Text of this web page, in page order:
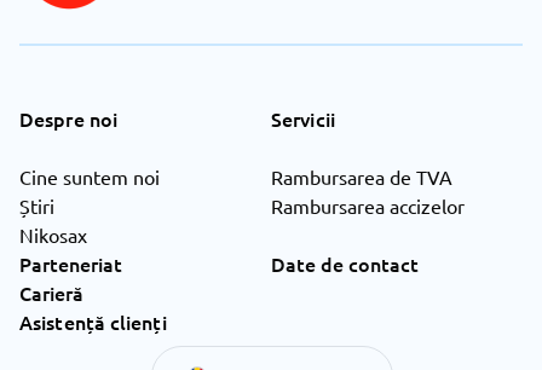
Despre noi
Cine suntem noi
Știri
Nikosax
Servicii
Rambursarea de TVA
Rambursarea accizelor
Parteneriat
Carieră
Date de contact
Asistență clienți